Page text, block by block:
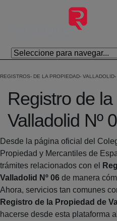
Eduki nagusira joan
REGISTROS DE LA PROPIEDAD VALLADOLID
Registro de
Valladolid Nº
Desde la página oficial del
Propiedad y Mercantiles de
trámites relacionados con el
Valladolid Nº 06 de manera
Ahora, servicios tan comunes
Registro de la Propiedad de
hacerse desde esta plataforma